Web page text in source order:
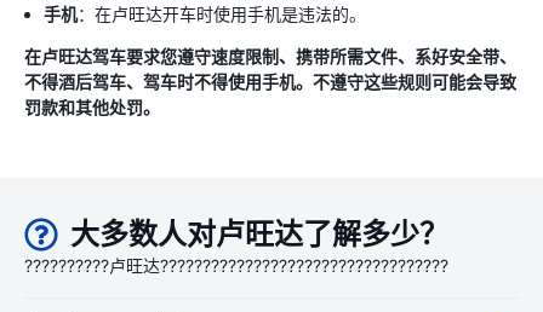
手机：在卢旺达开车时使用手机是违法的。
在卢旺达驾车要求您遵守速度限制、携带所需文件、系好安全带、
不得酒后驾车、驾车时不得使用手机。不遵守这些规则可能会导致
罚款和其他处罚。
大多数人对卢旺达了解多少？
??????????卢旺达??????????????????????????????????